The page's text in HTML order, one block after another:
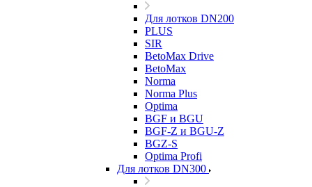
Для лотков DN200
PLUS
SIR
BetoMax Drive
BetoMax
Norma
Norma Plus
Optima
BGF и BGU
BGF-Z и BGU-Z
BGZ-S
Optima Profi
Для лотков DN300